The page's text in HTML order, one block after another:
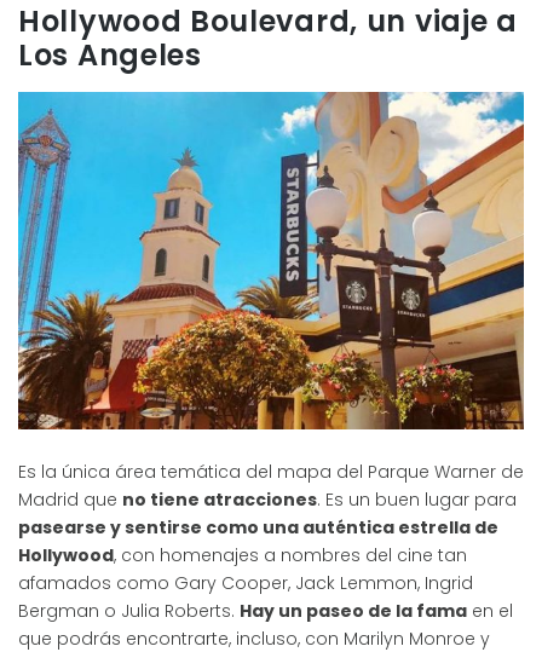
Hollywood Boulevard, un viaje a
Los Angeles
Es la única área temática del mapa del Parque Warner de
Madrid que no tiene atracciones. Es un buen lugar para
pasearse y sentirse como una auténtica estrella de
Hollywood, con homenajes a nombres del cine tan
afamados como Gary Cooper, Jack Lemmon, Ingrid
Bergman o Julia Roberts. Hay un paseo de la fama en el
que podrás encontrarte, incluso, con Marilyn Monroe y